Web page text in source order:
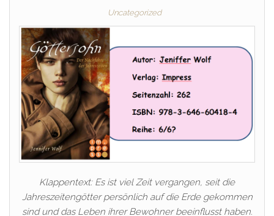
Uncategorized
Klappentext: Es ist viel Zeit vergangen, seit die
Jahreszeitengötter persönlich auf die Erde gekommen
sind und das Leben ihrer Bewohner beeinflusst haben.